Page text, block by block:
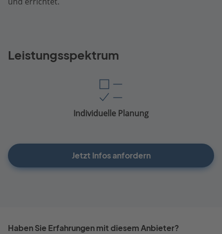
Leistungsspektrum
Individuelle Planung
Jetzt Infos anfordern
Haben Sie Erfahrungen mit diesem Anbieter?